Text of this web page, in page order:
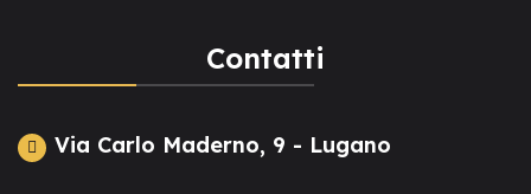
Contatti
Via Carlo Maderno, 9 - Lugano